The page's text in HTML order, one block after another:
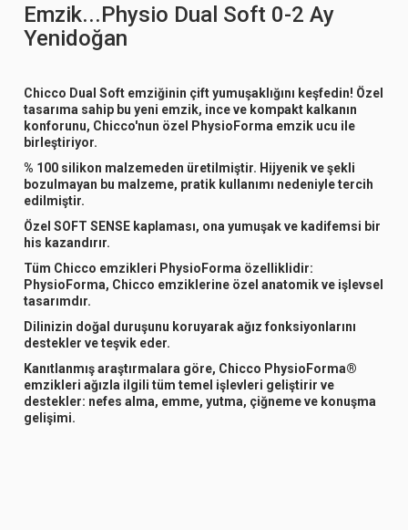
Emzik...Physio Dual Soft 0-2 Ay
Yenidoğan
Chicco Dual Soft emziğinin çift yumuşaklığını keşfedin! Özel
tasarıma sahip bu yeni emzik, ince ve kompakt kalkanın
konforunu, Chicco'nun özel PhysioForma emzik ucu ile
birleştiriyor.
% 100 silikon malzemeden üretilmiştir. Hijyenik ve şekli
bozulmayan bu malzeme, pratik kullanımı nedeniyle tercih
edilmiştir.
Özel SOFT SENSE kaplaması, ona yumuşak ve kadifemsi bir
his kazandırır.
Tüm Chicco emzikleri PhysioForma özelliklidir:
PhysioForma, Chicco emziklerine özel anatomik ve işlevsel
tasarımdır.
Dilinizin doğal duruşunu koruyarak ağız fonksiyonlarını
destekler ve teşvik eder.
Kanıtlanmış araştırmalara göre, Chicco PhysioForma®
emzikleri ağızla ilgili tüm temel işlevleri geliştirir ve
destekler: nefes alma, emme, yutma, çiğneme ve konuşma
gelişimi.